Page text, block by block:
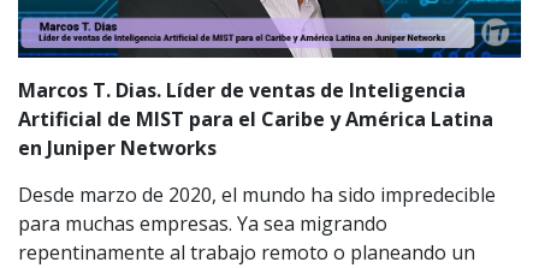
Marcos T. Dias. Líder de ventas de Inteligencia
Artificial de MIST para el Caribe y América Latina
en Juniper Networks
Desde marzo de 2020, el mundo ha sido impredecible
para muchas empresas. Ya sea migrando
repentinamente al trabajo remoto o planeando un